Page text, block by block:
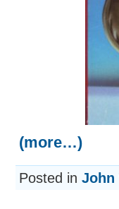
(more…)
Posted in John